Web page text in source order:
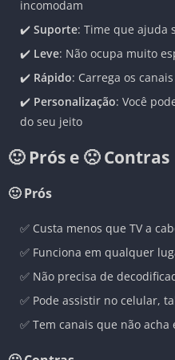
incomodam
✔️ Suporte: Time que ajuda
✔️ Leve: Não ocupa muito
✔️ Rápido: Carrega os
✔️ Personalização: Você
do seu jeito
🙂 Prós e 🙁 Contras
🙂 Prós
✅ Custa menos que TV a
✅ Funciona em qualquer
✅ Não precisa de
✅ Pode assistir no celular,
✅ Tem canais que não